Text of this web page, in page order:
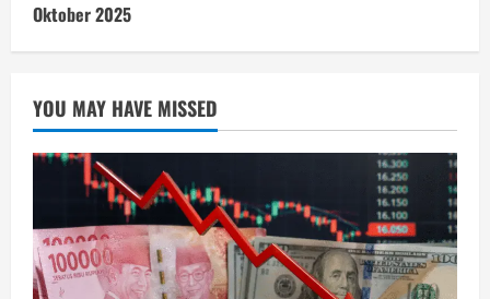
Oktober 2025
YOU MAY HAVE MISSED